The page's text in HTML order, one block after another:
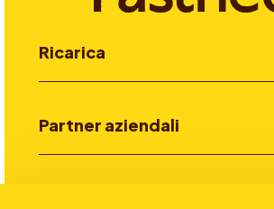
Ricarica
Partner aziendali